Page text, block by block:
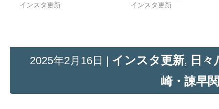
インスタ更新
インスタ更新
2025年2月16日 | インスタ更新, 日々
崎・諫早